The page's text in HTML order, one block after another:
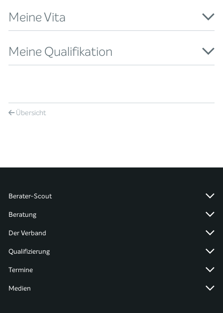
Meine Vita
Meine Qualifikation
Übersicht
Berater-Scout
Beratung
Der Verband
Qualifizierung
Termine
Medien